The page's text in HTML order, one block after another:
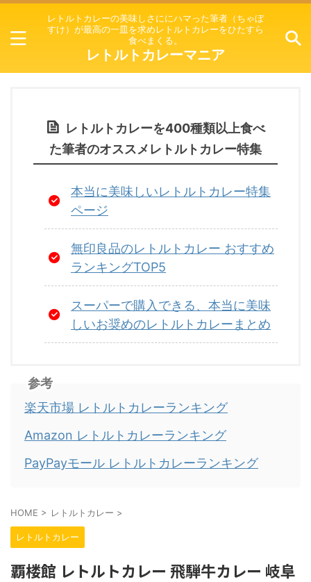
レトルトカレーの美味しさににハマった筆者（ちゃぼ
すけ）が最高の一皿を求めレトルトカレーをひたすら
食べまくる。
レトルトカレーマニア
レトルトカレーを400種類以上食べ
た筆者のオススメレトルトカレー特集
本当に美味しいレトルトカレー特集
ページ
無印良品のレトルトカレー おすすめ
ランキングTOP5
スーパーで購入できる、本当に美味
しいお奨めのレトルトカレーまとめ
参考
楽天市場 レトルトカレーランキング
Amazon レトルトカレーランキング
PayPayモール レトルトカレーランキング
HOME > レトルトカレー >
レトルトカレー
覇楼館 レトルトカレー 飛騨牛カレー 岐阜